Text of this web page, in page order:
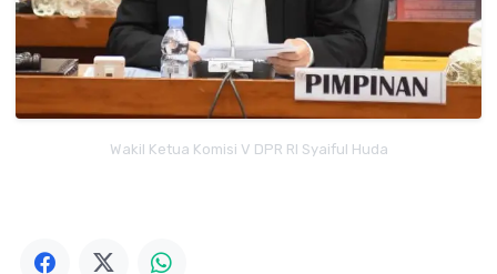
Wakil Ketua Komisi V DPR RI Syaiful Huda